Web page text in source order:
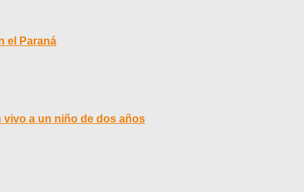
el Paraná
vivo a un niño de dos años